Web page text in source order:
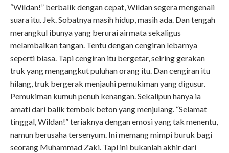
“Wildan!” berbalik dengan cepat, Wildan segera mengenali
suara itu. Jek. Sobatnya masih hidup, masih ada. Dan tengah
merangkul ibunya yang berurai airmata sekaligus
melambaikan tangan. Tentu dengan cengiran lebarnya
seperti biasa. Tapi cengiran itu bergetar, seiring gerakan
truk yang mengangkut puluhan orang itu. Dan cengiran itu
hilang, truk bergerak menjauhi pemukiman yang digusur.
Pemukiman kumuh penuh kenangan. Sekalipun hanya ia
amati dari balik tembok beton yang menjulang. “Selamat
tinggal, Wildan!” teriaknya dengan emosi yang tak menentu,
namun berusaha tersenyum. Ini memang mimpi buruk bagi
seorang Muhammad Zaki. Tapi ini bukanlah akhir dari